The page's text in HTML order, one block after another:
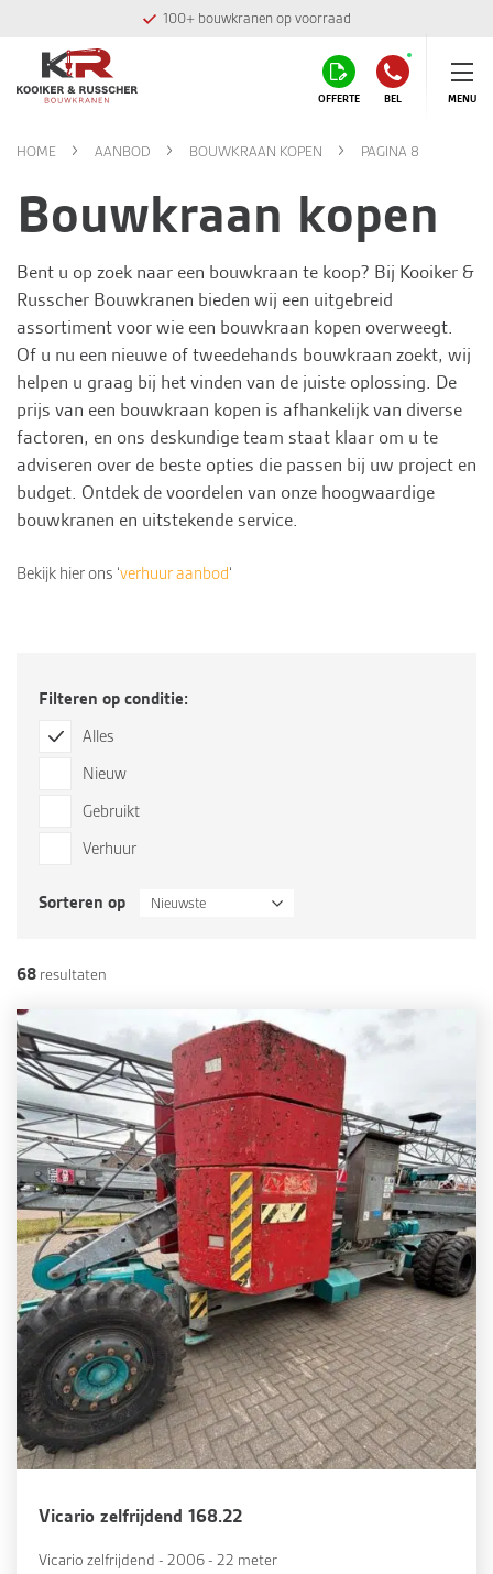
Montage team in eigen huis
OFFERTE BEL MENU
HOME AANBOD BOUWKRAAN KOPEN PAGINA 8
Bouwkraan kopen
Bent u op zoek naar een bouwkraan te koop? Bij Kooiker &
Russcher Bouwkranen bieden wij een uitgebreid
assortiment voor wie een bouwkraan kopen overweegt.
Of u nu een nieuwe of tweedehands bouwkraan zoekt, wij
helpen u graag bij het vinden van de juiste oplossing. De
prijs van een bouwkraan kopen is afhankelijk van diverse
factoren, en ons deskundige team staat klaar om u te
adviseren over de beste opties die passen bij uw project en
budget. Ontdek de voordelen van onze hoogwaardige
bouwkranen en uitstekendeservice.
Bekijk hier ons ‘verhuur aanbod‘
Filteren op conditie:
Alles
Nieuw
Gebruikt
Verhuur
Sorteren op Nieuwste
68 resultaten
Vicario zelfrijdend 168.22
Vicario zelfrijdend - 2006 - 22 meter